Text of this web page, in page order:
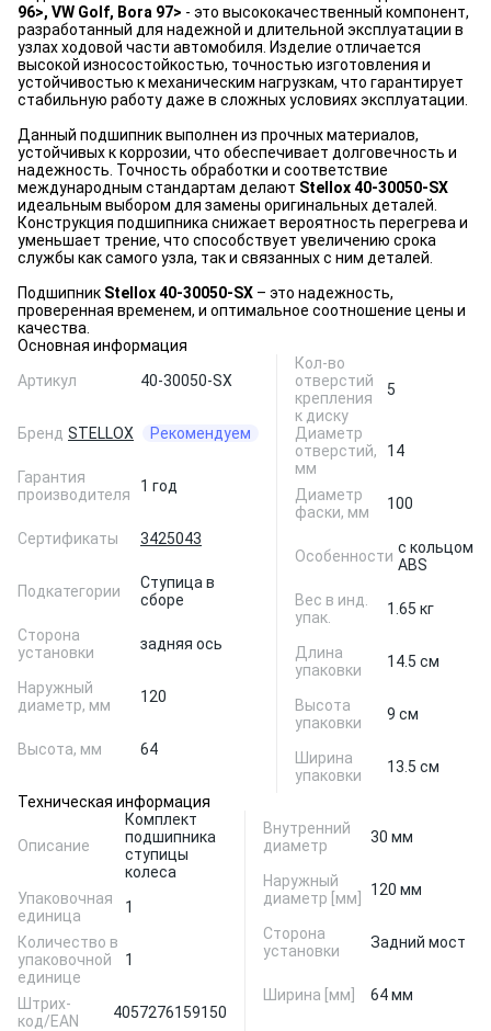
96>, VW Golf, Bora 97> - это высококачественный компонент,
разработанный для надежной и длительной эксплуатации в
узлах ходовой части автомобиля. Изделие отличается
высокой износостойкостью, точностью изготовления и
устойчивостью к механическим нагрузкам, что гарантирует
стабильную работу даже в сложных условиях эксплуатации.
Данный подшипник выполнен из прочных материалов,
устойчивых к коррозии, что обеспечивает долговечность и
надежность. Точность обработки и соответствие
международным стандартам делают Stellox 40-30050-SX
идеальным выбором для замены оригинальных деталей.
Конструкция подшипника снижает вероятность перегрева и
уменьшает трение, что способствует увеличению срока
службы как самого узла, так и связанных с ним деталей.
Подшипник Stellox 40-30050-SX – это надежность,
проверенная временем, и оптимальное соотношение цены и
качества.
Основная информация
Артикул
40-30050-SX
Бренд STELLOX Рекомендуем
Гарантия
производителя
1 год
Сертификаты 3425043
Подкатегории
Ступица в
сборе
Сторона
установки
задняя ось
Наружный
диаметр, мм
120
Высота, мм 64
Кол-во
отверстий
крепления
к диску
5
Диаметр
отверстий,
мм
14
Диаметр
фаски, мм
100
Особенности с кольцом
ABS
Вес в инд.
упак.
1.65 кг
Длина
упаковки
14.5 см
Высота
упаковки
9 см
Ширина
упаковки
13.5 см
Техническая информация
Описание
Комплект
подшипника
ступицы
колеса
Упаковочная
единица
1
Количество в
упаковочной
единице
1
Штрих-
код/EAN
4057276159150
Внутренний
диаметр
30 мм
Наружный
диаметр [мм]
120 мм
Сторона
установки
Задний мост
Ширина [мм] 64 мм